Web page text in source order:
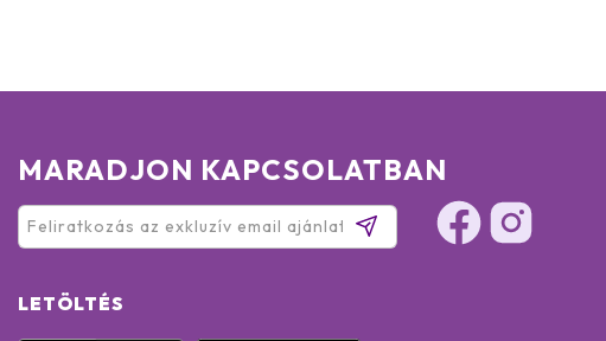
MARADJON KAPCSOLATBAN
LETÖLTÉS